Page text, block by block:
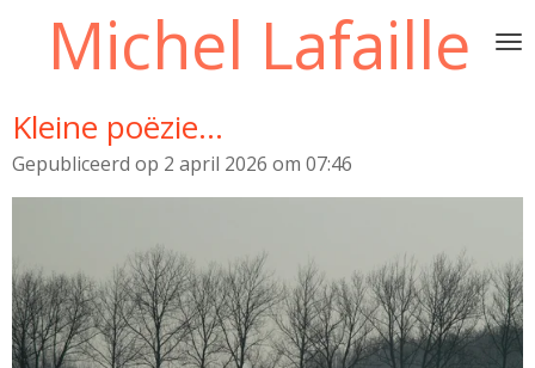
hoofdinhoud
Michel Lafaille
Kleine poëzie...
Gepubliceerd op 2 april 2026 om 07:46